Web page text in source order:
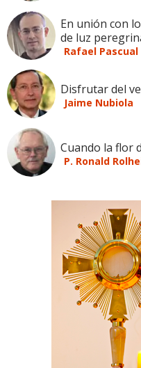
En unión con
de luz
Rafael Pascual
Disfrutar del
Jaime Nubiola
Cuando la flor
P. Ronald